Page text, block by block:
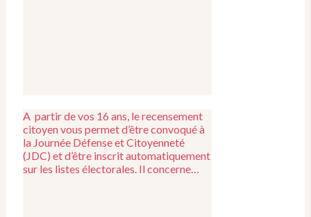
A partir de vos 16 ans, le recensement
citoyen vous permet d’être convoqué à
la Journée Défense et Citoyenneté
(JDC) et d’être inscrit automatiquement
sur les listes électorales. Il concerne…